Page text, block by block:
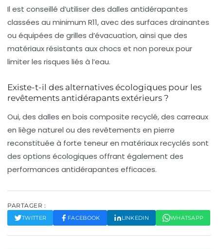
Il est conseillé d’utiliser des dalles antidérapantes
classées au minimum R11, avec des surfaces drainantes
ou équipées de grilles d’évacuation, ainsi que des
matériaux résistants aux chocs et non poreux pour
limiter les risques liés à l’eau.
Existe-t-il des alternatives écologiques pour les
revêtements antidérapants extérieurs ?
Oui, des dalles en bois composite recyclé, des carreaux
en liège naturel ou des revêtements en pierre
reconstituée à forte teneur en matériaux recyclés sont
des options écologiques offrant également des
performances antidérapantes efficaces.
PARTAGER :
TWITTER FACEBOOK LINKEDIN WHATSAPP